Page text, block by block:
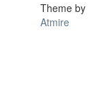
Theme by
Atmire